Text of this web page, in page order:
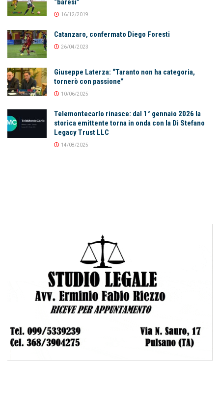
“baresi”
16/12/2019
Catanzaro, confermato Diego Foresti
26/04/2023
Giuseppe Laterza: “Taranto non ha categoria,
tornerò con passione”
10/06/2025
Telemontecarlo rinasce: dal 1° gennaio 2026 la
storica emittente torna in onda con la Di Stefano
Legacy Trust LLC
14/08/2025